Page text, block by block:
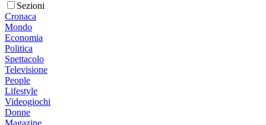
Sezioni
Cronaca
Mondo
Economia
Politica
Spettacolo
Televisione
People
Lifestyle
Videogiochi
Donne
Magazine